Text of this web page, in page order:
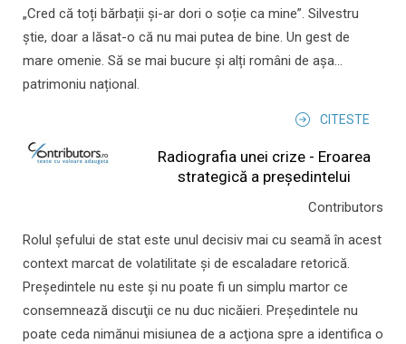
„Cred că toți bărbații și-ar dori o soție ca mine”. Silvestru
știe, doar a lăsat-o că nu mai putea de bine. Un gest de
mare omenie. Să se mai bucure și alți români de așa...
patrimoniu național.
CITESTE
Radiografia unei crize - Eroarea
strategică a președintelui
Contributors
Rolul şefului de stat este unul decisiv mai cu seamă în acest
context marcat de volatilitate şi de escaladare retorică.
Preşedintele nu este şi nu poate fi un simplu martor ce
consemnează discuţii ce nu duc nicăieri. Preşedintele nu
poate ceda nimănui misiunea de a acţiona spre a identifica o